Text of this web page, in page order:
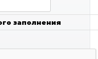
заполнения